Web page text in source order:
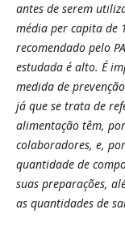
antes de serem
média per capita de
recomendado pelo
estudada é alto. É
medida de
já que se trata de
alimentação têm,
colaboradores, e,
quantidade de
suas preparações,
as quantidades de